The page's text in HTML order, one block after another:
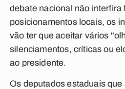
debate nacional não interfira
posicionamentos locais, os
vão ter que aceitar vários
silenciamentos, críticas ou
ao presidente.
Os deputados estaduais